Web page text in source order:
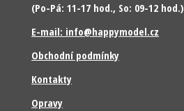
(Po-Pá: 11-17 hod., So: 09-12 hod.)
E-mail: info@happymodel.cz
Obchodní podmínky
Kontakty
Opravy